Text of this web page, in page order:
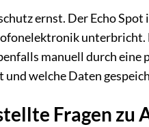
ernst. Der Echo
unterbricht.
manuell durch
welche Daten
Fragen zu